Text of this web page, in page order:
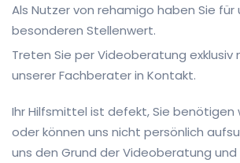
Als Nutzer von rehamigo haben Sie für
besonderen Stellenwert.
Treten Sie per Videoberatung exklusiv
unserer Fachberater in Kontakt.
Ihr Hilfsmittel ist defekt, Sie benötigen
oder können uns nicht persönlich
uns den Grund der Videoberatung und